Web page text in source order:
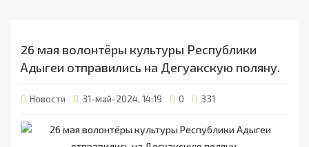
26 мая волонтёры культуры Республики
Адыгеи отправились на Дегуакскую поляну.
Новости 31-май-2024, 14:19 0 331